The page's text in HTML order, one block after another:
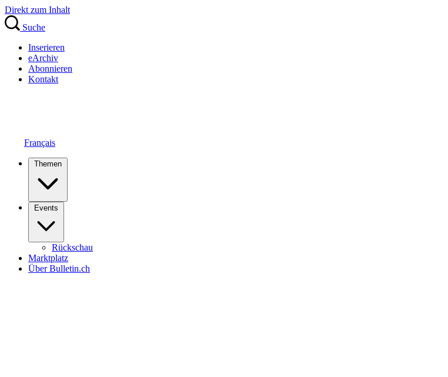
Direkt zum Inhalt
Suche
Inserieren
eArchiv
Abonnieren
Kontakt
Français
Themen
Events
Rückschau
Marktplatz
Über Bulletin.ch